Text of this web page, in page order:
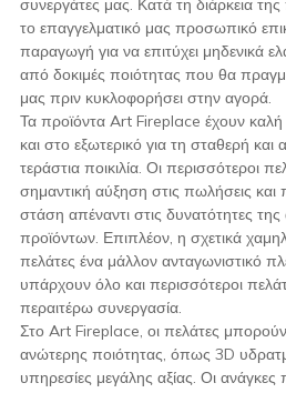
συνεργάτες μας. Κατά τη διάρκεια
το επαγγελματικό μας προσωπικό
παραγωγή για να επιτύχει μηδενικά
από δοκιμές ποιότητας που θα
μας πριν κυκλοφορήσει στην αγορά.
Τα προϊόντα Art Fireplace έχουν
και στο εξωτερικό για τη σταθερή και
τεράστια ποικιλία. Οι περισσότεροι
σημαντική αύξηση στις πωλήσεις και
στάση απέναντι στις δυνατότητες
προϊόντων. Επιπλέον, η σχετικά
πελάτες ένα μάλλον ανταγωνιστικό
υπάρχουν όλο και περισσότεροι
περαιτέρω συνεργασία.
Στο Art Fireplace, οι πελάτες
ανώτερης ποιότητας, όπως 3D
υπηρεσίες μεγάλης αξίας. Οι